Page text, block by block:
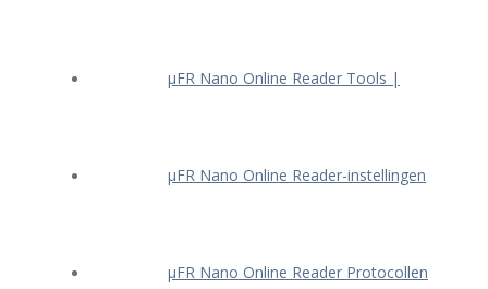
μFR Nano Online Reader Tools |
μFR Nano Online Reader-instellingen
μFR Nano Online Reader Protocollen